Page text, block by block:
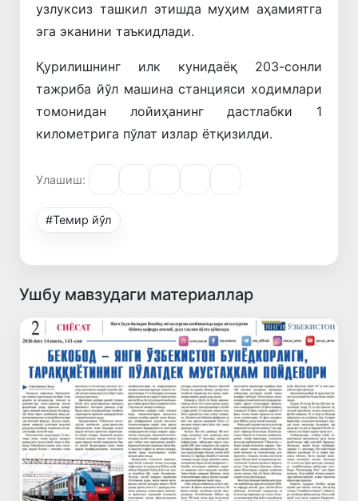
узлуксиз ташкил этишда муҳим аҳамиятга
эга эканини таъкидлади.
Қурилишнинг илк кунидаёқ 203-сонли
тажриба йўл машина станцияси ходимлари
томонидан лойиҳанинг дастлабки 1
километрига пўлат излар ётқизилди.
Улашиш:
#Темир йўл
Ушбу мавзудаги материаллар